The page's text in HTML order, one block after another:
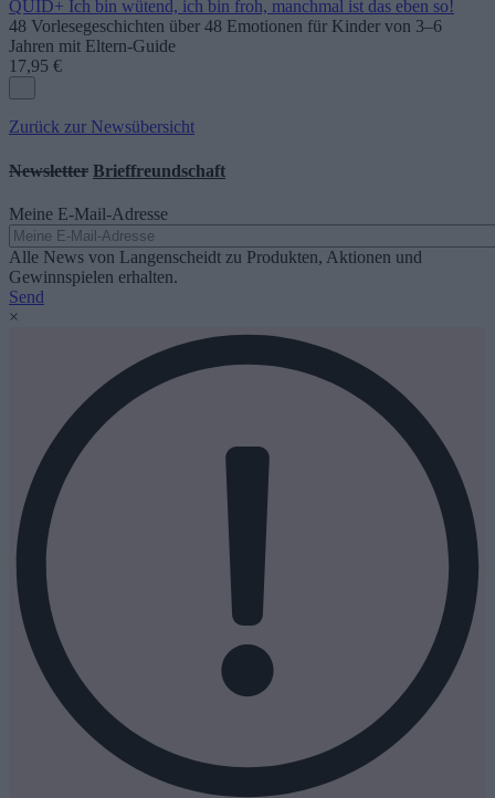
QUID+ Ich bin wütend, ich bin froh, manchmal ist das eben so!
48 Vorlesegeschichten über 48 Emotionen für Kinder von 3–6
Jahren mit Eltern-Guide
17,95 €
Zurück zur Newsübersicht
Newsletter Brieffreundschaft
Meine E-Mail-Adresse
Alle News von Langenscheidt zu Produkten, Aktionen und
Gewinnspielen erhalten.
Send
×